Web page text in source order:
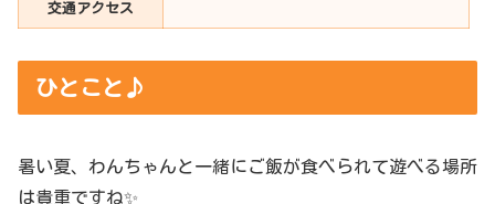
交通アクセス
ひとこと♪
暑い夏、わんちゃんと一緒にご飯が食べられて遊べる場所
は貴重ですね✨